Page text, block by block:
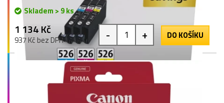
Skladem > 9 ks
1 134 Kč
937 Kč bez DPH - + DO KOŠÍKU